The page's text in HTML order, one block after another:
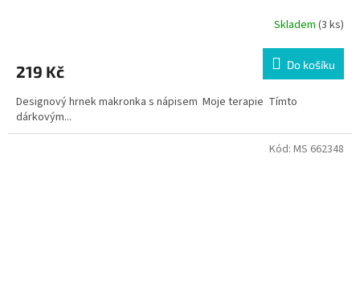
Skladem (3 ks)
219 Kč Do košíku
Designový hrnek makronka s nápisem Moje terapie Tímto
dárkovým...
Kód: MS 662348